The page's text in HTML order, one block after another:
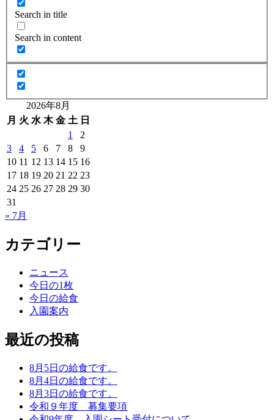
Search in title
Search in content
2026年8月
月 火 水 木 金 土 日
1
2
3
4 5 6 7 8
9
10 11 12 13 14 15 16
17 18 19 20 21 22 23
24 25 26 27 28 29 30
31
« 7月
カテゴリー
ニュース
今日の1枚
今日の給食
入園案内
最近の投稿
8月5日の給食です。
8月4日の給食です。
8月3日の給食です。
令和９年度 募集要項